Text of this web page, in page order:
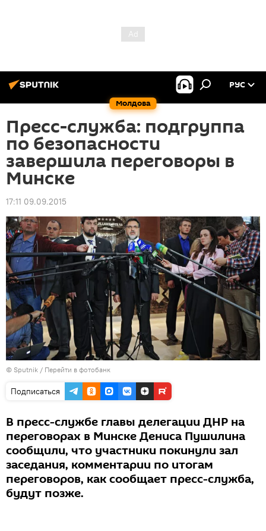
Молдова
РУС
Пресс-служба: подгруппа
по безопасности
завершила переговоры в
Минске
17:11 09.09.2015
© Sputnik / Перейти в фотобанк
Подписаться
В пресс-службе главы делегации ДНР на
переговорах в Минске Дениса Пушилина
сообщили, что участники покинули зал
заседания, комментарии по итогам
переговоров, как сообщает пресс-служба,
будут позже.